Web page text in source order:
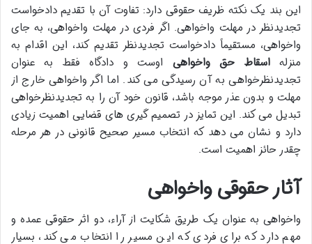
این بند یک نکته ظریف حقوقی دارد: تفاوت آن با تقدیم دادخواست
تجدیدنظر در مهلت واخواهی. اگر فردی در مهلت واخواهی، به جای
واخواهی، مستقیماً دادخواست تجدیدنظر تقدیم کند، این اقدام به
منزلهاسقاط حق واخواهی اوست و دادگاه فقط به عنوان
تجدیدنظرخواهی به آن رسیدگی می کند. اما اگر واخواهی خارج از
مهلت و بدون عذر موجه باشد، قانون خود آن را به تجدیدنظرخواهی
تبدیل می کند. این تمایز در تصمیم گیری های قضایی اهمیت زیادی
دارد و نشان می دهد که انتخاب مسیر صحیح قانونی در هر مرحله
چقدر حائز اهمیت است.
آثار حقوقی واخواهی
واخواهی به عنوان یک طریق شکایت از آراء، دو اثر حقوقی عمده و
مهم دارد که برای فردی که این مسیر را انتخاب می کند، بسیار